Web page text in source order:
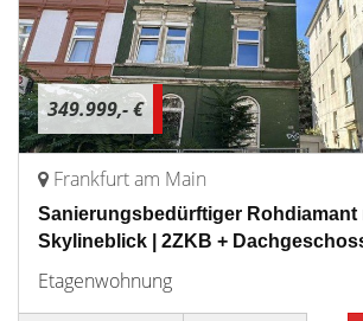
349.999,- €
Frankfurt am Main
Sanierungsbedürftiger Rohdiamant
Skylineblick | 2ZKB +
Etagenwohnung